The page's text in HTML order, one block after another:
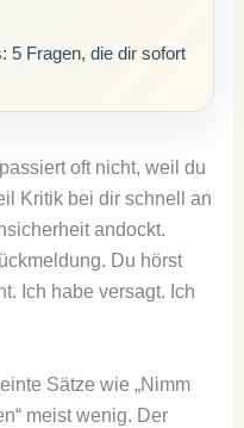
5 Fragen, die dir sofort
passiert oft nicht, weil du
Kritik bei dir schnell an
andockt.
Du hörst
Ich habe versagt. Ich
Sätze wie „Nimm
meist wenig. Der